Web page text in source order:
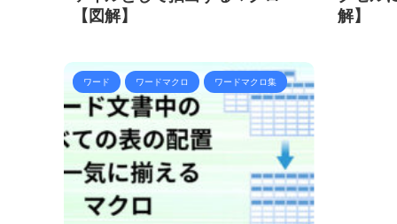
【図解】
解】
ワード ワードマクロ ワードマクロ集